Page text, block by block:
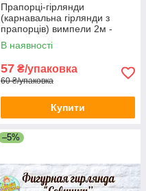
Прапорці-гірлянди
(карнавальна гірлянди з
прапорців) вимпели 2м -
Маша і Ведмідь, Різні
кольори
В наявності
57 ₴/упаковка
60 ₴/упаковка
Купити
–5%